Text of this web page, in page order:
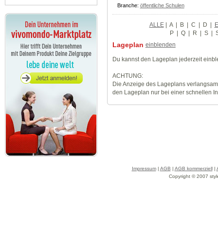
Branche: öffentliche Schulen
ALLE| A | B | C | D | E
P | Q | R | S |
Lageplan einblenden
Du kannst den Lageplan jederzeit
ACHTUNG:
Die Anzeige des Lageplans
den Lageplan nur bei einer schnellen
Impressum| AGB | AGB kommerziell|
Copyright © 2007